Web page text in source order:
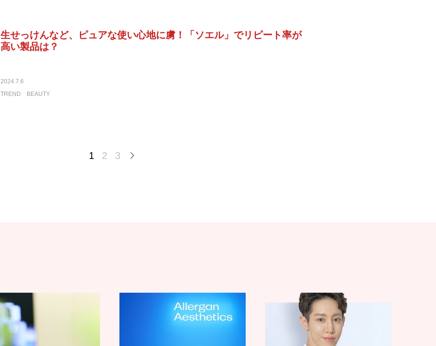
生せっけんなど、ピュアな使い心地に虜！「ソエル」でリピート率が
高い製品は？
2024.7.6
TREND
BEAUTY
1 2 3